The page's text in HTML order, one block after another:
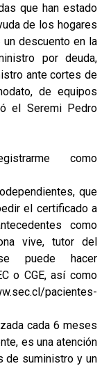
que han estado
de los hogares
descuento en la
por deuda,
ante cortes de
de equipos
el Seremi Pedro
como
que
el certificado a
como
vive, tutor del
puede hacer
o CGE, así como
pacientes-
cada 6 meses
es una atención
de suministro y un